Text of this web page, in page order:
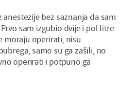
bez saznanja da sam
sam izgubio dvije i pol litre
moraju operirati, nisu
samo su ga zašili, no
operirati i potpuno ga